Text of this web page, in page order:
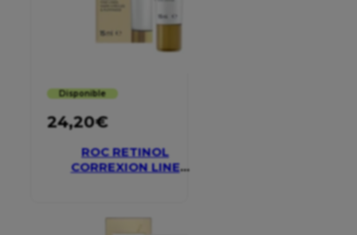
Disponible
24,20€
ROC RETINOL
CORREXION LINE